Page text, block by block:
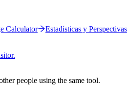
Calculator Estadísticas y Perspectivas
people using the same tool.